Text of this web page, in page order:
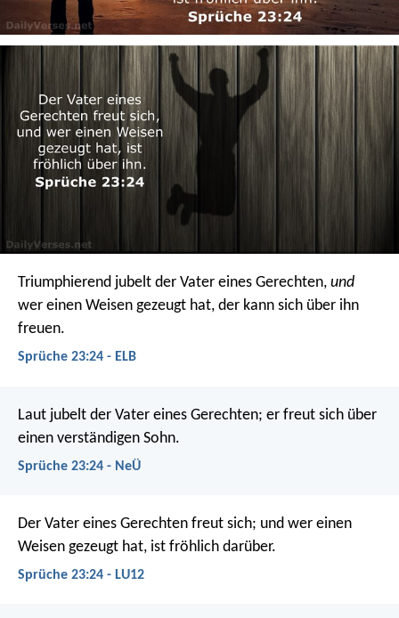
Triumphierend jubelt der Vater eines Gerechten, und
wer einen Weisen gezeugt hat, der kann sich über ihn
freuen.
Sprüche 23:24 - ELB
Laut jubelt der Vater eines Gerechten; er freut sich über
einen verständigen Sohn.
Sprüche 23:24 - NeÜ
Der Vater eines Gerechten freut sich; und wer einen
Weisen gezeugt hat, ist fröhlich darüber.
Sprüche 23:24 - LU12